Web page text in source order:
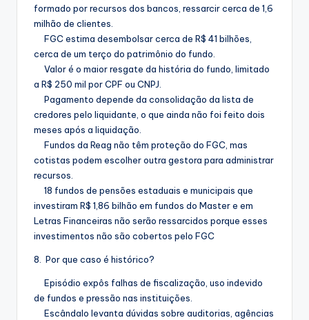
formado por recursos dos bancos, ressarcir cerca de 1,6
milhão de clientes.
FGC estima desembolsar cerca de R$ 41 bilhões,
cerca de um terço do patrimônio do fundo.
Valor é o maior resgate da história do fundo, limitado
a R$ 250 mil por CPF ou CNPJ.
Pagamento depende da consolidação da lista de
credores pelo liquidante, o que ainda não foi feito dois
meses após a liquidação.
Fundos da Reag não têm proteção do FGC, mas
cotistas podem escolher outra gestora para administrar
recursos.
18 fundos de pensões estaduais e municipais que
investiram R$ 1,86 bilhão em fundos do Master e em
Letras Financeiras não serão ressarcidos porque esses
investimentos não são cobertos pelo FGC
8. Por que caso é histórico?
Episódio expôs falhas de fiscalização, uso indevido
de fundos e pressão nas instituições.
Escândalo levanta dúvidas sobre auditorias, agências